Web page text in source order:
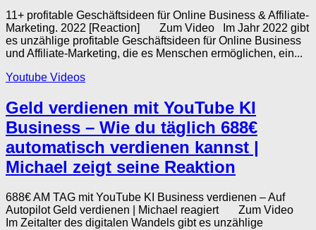
11+ profitable Geschäftsideen für Online Business & Affiliate-
Marketing. 2022 [Reaction] Zum Video Im Jahr 2022 gibt
es unzählige profitable Geschäftsideen für Online Business
und Affiliate-Marketing, die es Menschen ermöglichen, ein...
Youtube Videos
Geld verdienen mit YouTube KI
Business – Wie du täglich 688€
automatisch verdienen kannst |
Michael zeigt seine Reaktion
688€ AM TAG mit YouTube KI Business verdienen – Auf
Autopilot Geld verdienen | Michael reagiert Zum Video
Im Zeitalter des digitalen Wandels gibt es unzählige